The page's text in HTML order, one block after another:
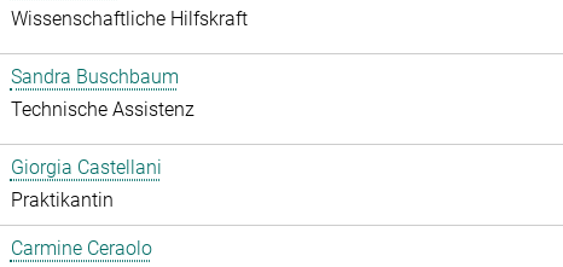
Wissenschaftliche Hilfskraft
Sandra Buschbaum
Technische Assistenz
Giorgia Castellani
Praktikantin
Carmine Ceraolo